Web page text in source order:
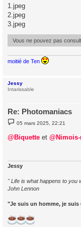
s
a
g
e
1.jpeg
2.jpeg
3.jpeg
Vous ne pouvez pas
moitié de Ten
Jessy
Intarissable
Re: Photomaniacs
M
s
05 mars 2025, 22:21
@Biquette et
Jessy
" Life is what happens to you
John Lennon
"Je suis un homme, je suis